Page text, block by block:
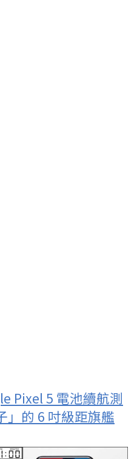
Pixel 5 電池續航測
」的 6 吋級距旗艦